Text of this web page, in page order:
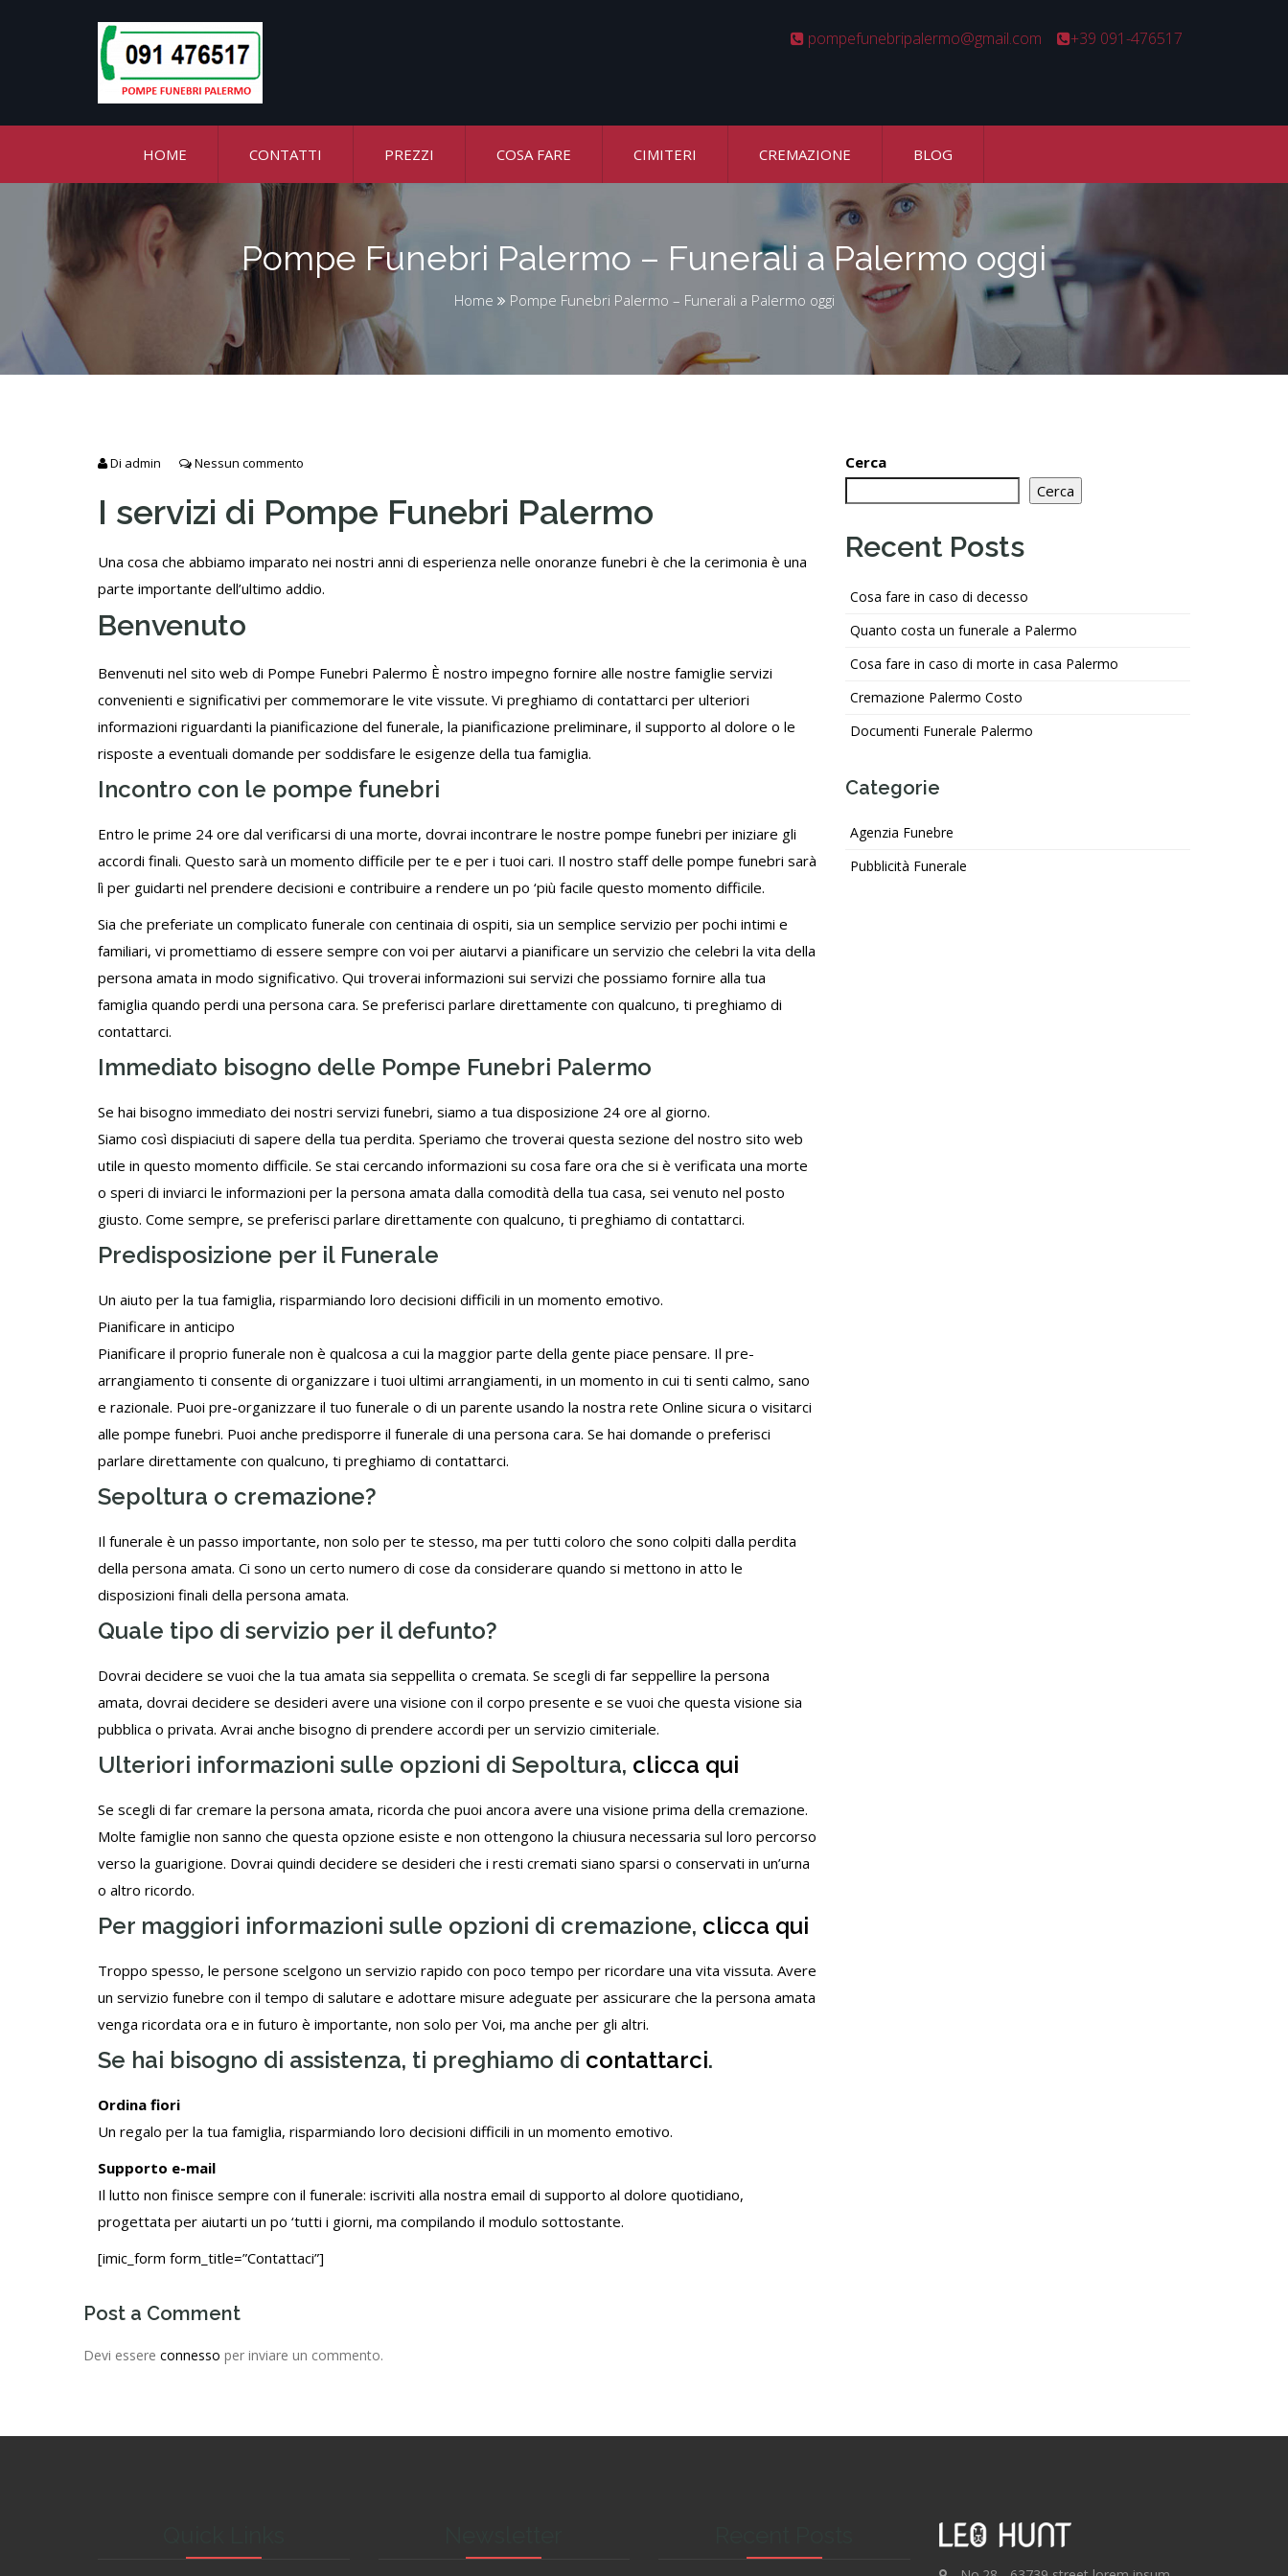
pompefunebripalermo@gmail.com +39 091-476517
HOME CONTATTI PREZZI COSA FARE CIMITERI CREMAZIONE BLOG
Pompe Funebri Palermo – Funerali a Palermo oggi
Home Pompe Funebri Palermo – Funerali a Palermo oggi
Di admin Nessun commento
I servizi di Pompe Funebri Palermo
Una cosa che abbiamo imparato nei nostri anni di esperienza nelle onoranze funebri è che la cerimonia è una
parte importante dell’ultimo addio.
Benvenuto
Benvenuti nel sito web di Pompe Funebri Palermo È nostro impegno fornire alle nostre famiglie servizi
convenienti e significativi per commemorare le vite vissute. Vi preghiamo di contattarci per ulteriori
informazioni riguardanti la pianificazione del funerale, la pianificazione preliminare, il supporto al dolore o le
risposte a eventuali domande per soddisfare le esigenze della tua famiglia.
Incontro con le pompe funebri
Entro le prime 24 ore dal verificarsi di una morte, dovrai incontrare le nostre pompe funebri per iniziare gli
accordi finali. Questo sarà un momento difficile per te e per i tuoi cari. Il nostro staff delle pompe funebri sarà
lì per guidarti nel prendere decisioni e contribuire a rendere un po ‘più facile questo momento difficile.
Sia che preferiate un complicato funerale con centinaia di ospiti, sia un semplice servizio per pochi intimi e
familiari, vi promettiamo di essere sempre con voi per aiutarvi a pianificare un servizio che celebri la vita della
persona amata in modo significativo. Qui troverai informazioni sui servizi che possiamo fornire alla tua
famiglia quando perdi una persona cara. Se preferisci parlare direttamente con qualcuno, ti preghiamo di
contattarci.
Immediato bisogno delle Pompe Funebri Palermo
Se hai bisogno immediato dei nostri servizi funebri, siamo a tua disposizione 24 ore al giorno.
Siamo così dispiaciuti di sapere della tua perdita. Speriamo che troverai questa sezione del nostro sito web
utile in questo momento difficile. Se stai cercando informazioni su cosa fare ora che si è verificata una morte
o speri di inviarci le informazioni per la persona amata dalla comodità della tua casa, sei venuto nel posto
giusto. Come sempre, se preferisci parlare direttamente con qualcuno, ti preghiamo di contattarci.
Predisposizione per il Funerale
Un aiuto per la tua famiglia, risparmiando loro decisioni difficili in un momento emotivo.
Pianificare in anticipo
Pianificare il proprio funerale non è qualcosa a cui la maggior parte della gente piace pensare. Il pre-
arrangiamento ti consente di organizzare i tuoi ultimi arrangiamenti, in un momento in cui ti senti calmo, sano
e razionale. Puoi pre-organizzare il tuo funerale o di un parente usando la nostra rete Online sicura o visitarci
alle pompe funebri. Puoi anche predisporre il funerale di una persona cara. Se hai domande o preferisci
parlare direttamente con qualcuno, ti preghiamo di contattarci.
Sepoltura o cremazione?
Il funerale è un passo importante, non solo per te stesso, ma per tutti coloro che sono colpiti dalla perdita
della persona amata. Ci sono un certo numero di cose da considerare quando si mettono in atto le
disposizioni finali della persona amata.
Quale tipo di servizio per il defunto?
Dovrai decidere se vuoi che la tua amata sia seppellita o cremata. Se scegli di far seppellire la persona
amata, dovrai decidere se desideri avere una visione con il corpo presente e se vuoi che questa visione sia
pubblica o privata. Avrai anche bisogno di prendere accordi per un servizio cimiteriale.
Ulteriori informazioni sulle opzioni di Sepoltura, clicca qui
Se scegli di far cremare la persona amata, ricorda che puoi ancora avere una visione prima della cremazione.
Molte famiglie non sanno che questa opzione esiste e non ottengono la chiusura necessaria sul loro percorso
verso la guarigione. Dovrai quindi decidere se desideri che i resti cremati siano sparsi o conservati in un’urna
o altro ricordo.
Per maggiori informazioni sulle opzioni di cremazione, clicca qui
Troppo spesso, le persone scelgono un servizio rapido con poco tempo per ricordare una vita vissuta. Avere
un servizio funebre con il tempo di salutare e adottare misure adeguate per assicurare che la persona amata
venga ricordata ora e in futuro è importante, non solo per Voi, ma anche per gli altri.
Se hai bisogno di assistenza, ti preghiamo di contattarci.
Ordina fiori
Un regalo per la tua famiglia, risparmiando loro decisioni difficili in un momento emotivo.
Supporto e-mail
Il lutto non finisce sempre con il funerale: iscriviti alla nostra email di supporto al dolore quotidiano,
progettata per aiutarti un po ‘tutti i giorni, ma compilando il modulo sottostante.
[imic_form form_title=”Contattaci”]
Post a Comment
Devi essere connesso per inviare un commento.
Cerca
Cerca
Recent Posts
Cosa fare in caso di decesso
Quanto costa un funerale a Palermo
Cosa fare in caso di morte in casa Palermo
Cremazione Palermo Costo
Documenti Funerale Palermo
Categorie
Agenzia Funebre
Pubblicità Funerale